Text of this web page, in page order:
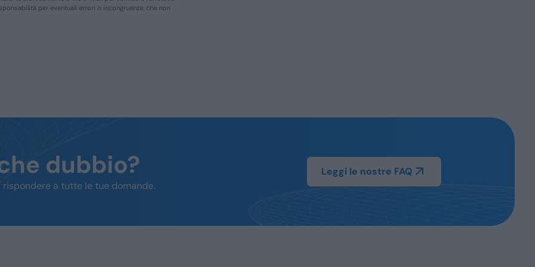
per eventuali errori o incongruenze, che non
dubbio?
rispondere a tutte le tue domande.
Leggi le nostre FAQ